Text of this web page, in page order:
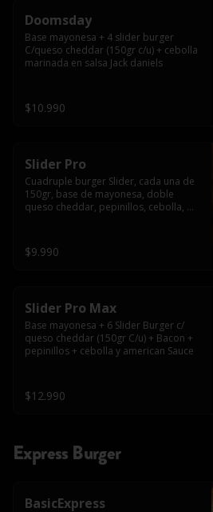
Doomsday
Base mayonesa + 4 slider burger
C/queso cheddar (150gr c/u) + cebolla
marinada en salsa Jack daniels
$10.990
Slider Pro
Cuadruple burger Slider, cada una de
150gr, base de mayonesa, doble
queso cheddar, pepinillos, cebolla,
$9.990
Slider Pro Max
Base mayonesa + 6 Slider Burger c/
queso cheddar (150gr C/u) + Bacon +
pepinillos + cebolla y american Sauce
$12.990
Express Burger
BasicExpress